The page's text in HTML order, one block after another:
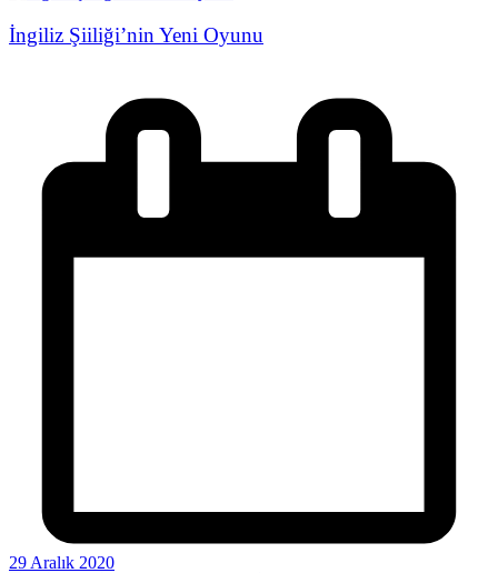
İngiliz Şiiliği’nin Yeni Oyunu
29 Aralık 2020